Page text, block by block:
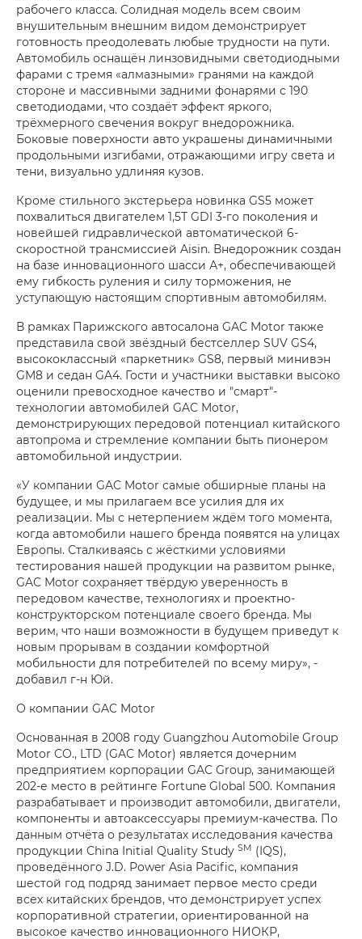
рабочего класса. Солидная модель всем своим
внушительным внешним видом демонстрирует
готовность преодолевать любые трудности на пути.
Автомобиль оснащён линзовидными светодиодными
фарами с тремя «алмазными» гранями на каждой
стороне и массивными задними фонарями с 190
светодиодами, что создаёт эффект яркого,
трёхмерного свечения вокруг внедорожника.
Боковые поверхности авто украшены динамичными
продольными изгибами, отражающими игру света и
тени, визуально удлиняя кузов.
Кроме стильного экстерьера новинка GS5 может
похвалиться двигателем 1,5Т GDI 3-го поколения и
новейшей гидравлической автоматической 6-
скоростной трансмиссией Aisin. Внедорожник создан
на базе инновационного шасси А+, обеспечивающей
ему гибкость руления и силу торможения, не
уступающую настоящим спортивным автомобилям.
В рамках Парижского автосалона GAC Motor также
представила свой звёздный бестселлер SUV GS4,
высококлассный «паркетник» GS8, первый минивэн
GM8 и седан GA4. Гости и участники выставки высоко
оценили превосходное качество и "смарт"-
технологии автомобилей GAC Motor,
демонстрирующих передовой потенциал китайского
автопрома и стремление компании быть пионером
автомобильной индустрии.
«У компании GAC Motor самые обширные планы на
будущее, и мы прилагаем все усилия для их
реализации. Мы с нетерпением ждём того момента,
когда автомобили нашего бренда появятся на улицах
Европы. Сталкиваясь с жёсткими условиями
тестирования нашей продукции на развитом рынке,
GAC Motor сохраняет твёрдую уверенность в
передовом качестве, технологиях и проектно-
конструкторском потенциале своего бренда. Мы
верим, что наши возможности в будущем приведут к
новым прорывам в создании комфортной
мобильности для потребителей по всему миру», -
добавил г-н Юй.
О компании GAC Motor
Основанная в 2008 году Guangzhou Automobile Group
Motor CO., LTD (GAC Motor) является дочерним
предприятием корпорации GAC Group, занимающей
202-е место в рейтинге Fortune Global 500. Компания
разрабатывает и производит автомобили, двигатели,
компоненты и автоаксессуары премиум-качества. По
данным отчёта о результатах исследования качества
продукции China Initial Quality Study SM (IQS),
проведённого J.D. Power Asia Pacific, компания
шестой год подряд занимает первое место среди
всех китайских брендов, что демонстрирует успех
корпоративной стратегии, ориентированной на
высокое качество инновационного НИОКР,